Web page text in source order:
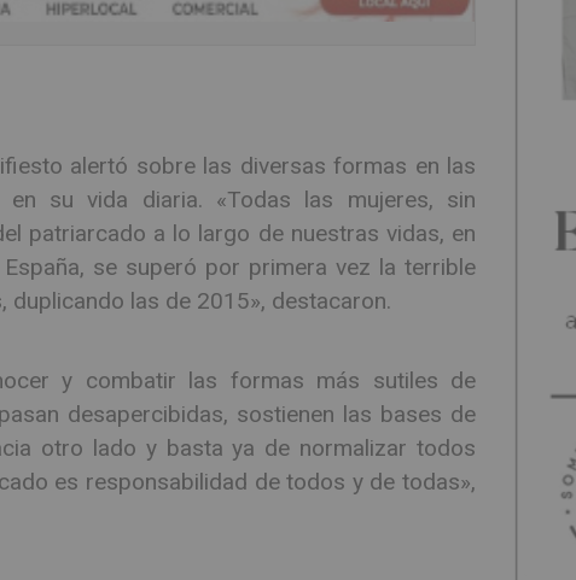
alertó sobre las diversas formas en las
su vida diaria. «Todas las mujeres, sin
patriarcado a lo largo de nuestras vidas, en
se superó por primera vez la terrible
las de 2015», destacaron.
y combatir las formas más sutiles de
desapercibidas, sostienen las bases de
otro lado y basta ya de normalizar todos
es responsabilidad de todos y de todas»,